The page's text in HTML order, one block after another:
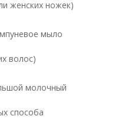
женских ножек)
мыло
волос)
молочный
способа